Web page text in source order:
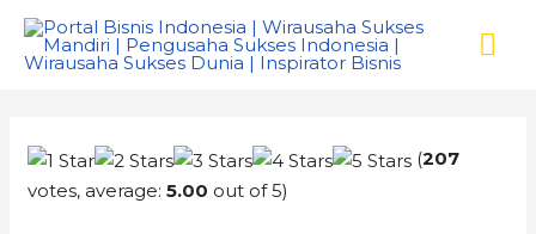
(207
votes, average:5.00 out of 5)